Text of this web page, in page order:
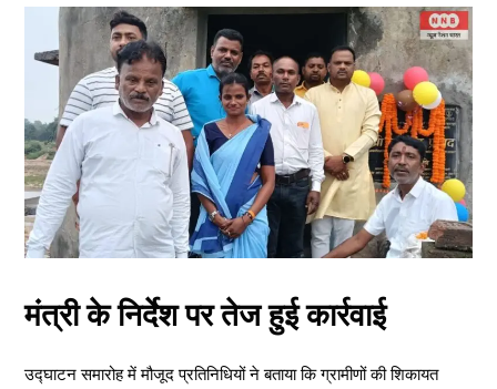
मंत्री के निर्देश पर तेज हुई कार्रवाई
उद्घाटन समारोह में मौजूद प्रतिनिधियों ने बताया कि ग्रामीणों की शिकायत